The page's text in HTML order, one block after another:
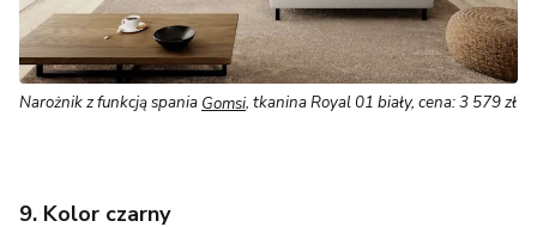
Narożnik z funkcją spania Gomsi, tkanina Royal 01 biały, cena: 3 579 zł
9. Kolor czarny